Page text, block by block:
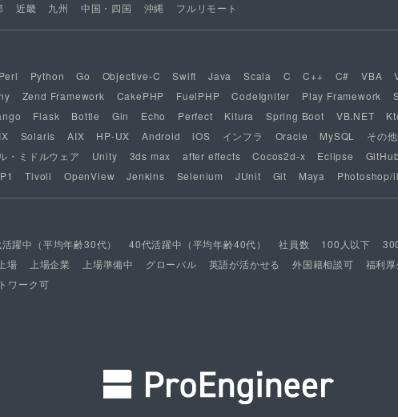
近畿 九州 中国・四国 沖縄 フルリモート
Perl Python Go Objective-C Swift Java Scala C C++ C# VBA
Zend Framework CakePHP FuelPHP CodeIgniter Play Framework
Flask Bottle Gin Echo Perfect Kitura Spring Boot VB.NET
Solaris AIX HP-UX Android iOS インフラ Oracle MySQL
その他
・ミドルウェア Unity 3ds max after effects Cocos2d-x Eclipse
Tivoli OpenView Jenkins Selenium JUnit Git Maya Photoshop/
躍中（平均年齢30代） 40代活躍中（平均年齢40代） 社員数 100人以下
場 上場企業 上場準備中 グローバル 英語が活かせる 外国籍相談可
福利
ワーク可